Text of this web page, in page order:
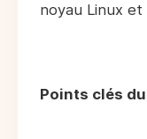
noyau Linux et
Points clés